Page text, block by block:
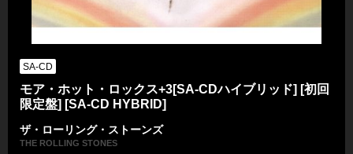
SA-CD
モア・ホット・ロックス+3[SA-CDハイブリッド] [初回
限定盤] [SA-CD HYBRID]
ザ・ローリング・ストーンズ
THE ROLLING STONES